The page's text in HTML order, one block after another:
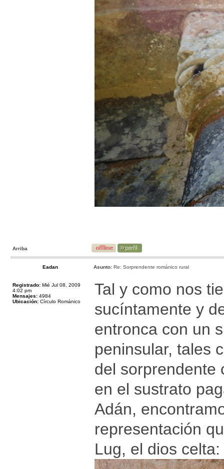
Arriba
Eadan Asunto: Re: Sorprendente románico rural
Registrado: Mié Jul 08, 2009
4:02 pm
Mensajes: 4984
Ubicación: Círculo Románico
Tal y como nos
sucíntamente y
entronca con un
peninsular, tales
del sorprendente
en el sustrato
Adán,
representación
Lug, el dios celta: